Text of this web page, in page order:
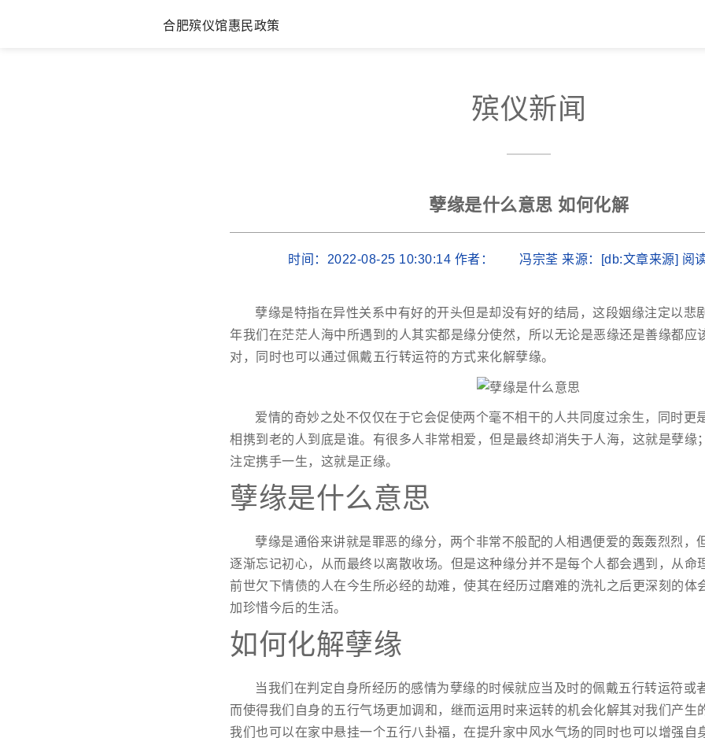
合肥殡仪馆惠民政策
殡仪新闻
孽缘是什么意思 如何化解
时间：2022-08-25 10:30:14 作者： 冯宗荃 来源：[db:文章来源] 阅
孽缘是特指在异性关系中有好的开头但是却没有好的结局，这段姻缘注定以悲
年我们在茫茫人海中所遇到的人其实都是缘分使然，所以无论是恶缘还是善缘都应
对，同时也可以通过佩戴五行转运符的方式来化解孽缘。
爱情的奇妙之处不仅仅在于它会促使两个毫不相干的人共同度过余生，同时更
相携到老的人到底是谁。有很多人非常相爱，但是最终却消失于人海，这就是孽缘
注定携手一生，这就是正缘。
孽缘是什么意思
孽缘是通俗来讲就是罪恶的缘分，两个非常不般配的人相遇便爱的轰轰烈烈，
逐渐忘记初心，从而最终以离散收场。但是这种缘分并不是每个人都会遇到，从命
前世欠下情债的人在今生所必经的劫难，使其在经历过磨难的洗礼之后更深刻的体
加珍惜今后的生活。
如何化解孽缘
当我们在判定自身所经历的感情为孽缘的时候就应当及时的佩戴五行转运符或
而使得我们自身的五行气场更加调和，继而运用时来运转的机会化解其对我们产生
我们也可以在家中悬挂一个五行八卦福，在提升家中风水气场的同时也可以增强自